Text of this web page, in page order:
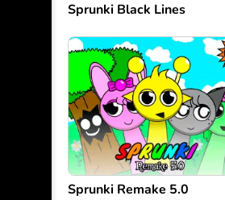
Sprunki Black Lines
Sprunki Remake 5.0